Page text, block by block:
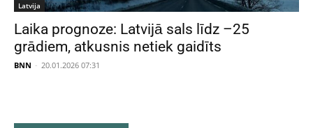
Latvija
Laika prognoze: Latvijā sals līdz –25
grādiem, atkusnis netiek gaidīts
BNN - 20.01.2026 07:31